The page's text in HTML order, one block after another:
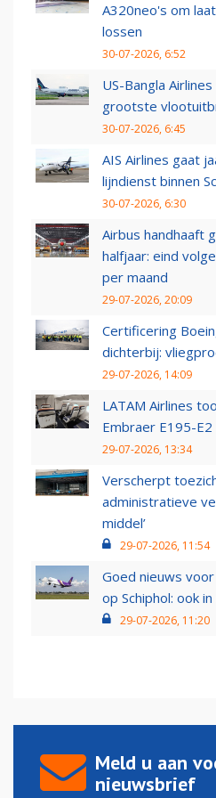
A320neo's om
lossen
30-07-2026, 6:52
US-Bangla
grootste
30-07-2026, 6:45
AIS Airlines gaat
lijndienst binnen
30-07-2026, 6:30
Airbus handhaaft
halfjaar: eind
per maand
29-07-2026, 20:09
Certificering
dichterbij:
29-07-2026, 14:09
LATAM Airlines
Embraer E195-E2
29-07-2026, 13:34
Verscherpt
administratieve
middel’
29-07-2026, 11:54
Goed nieuws
op Schiphol: ook
29-07-2026, 11:20
Meld u aan
nieuwsbrief